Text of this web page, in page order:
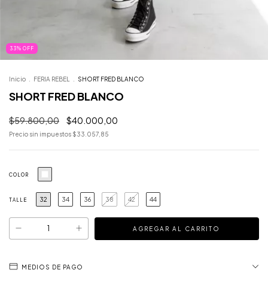
33% OFF
Inicio FERIA REBEL SHORT FRED BLANCO
SHORT FRED BLANCO
$59.800,00 $40.000,00
Precio sin impuestos $33.057,85
COLOR
TALLE 32 34 36 38 42 44
MEDIOS DE PAGO